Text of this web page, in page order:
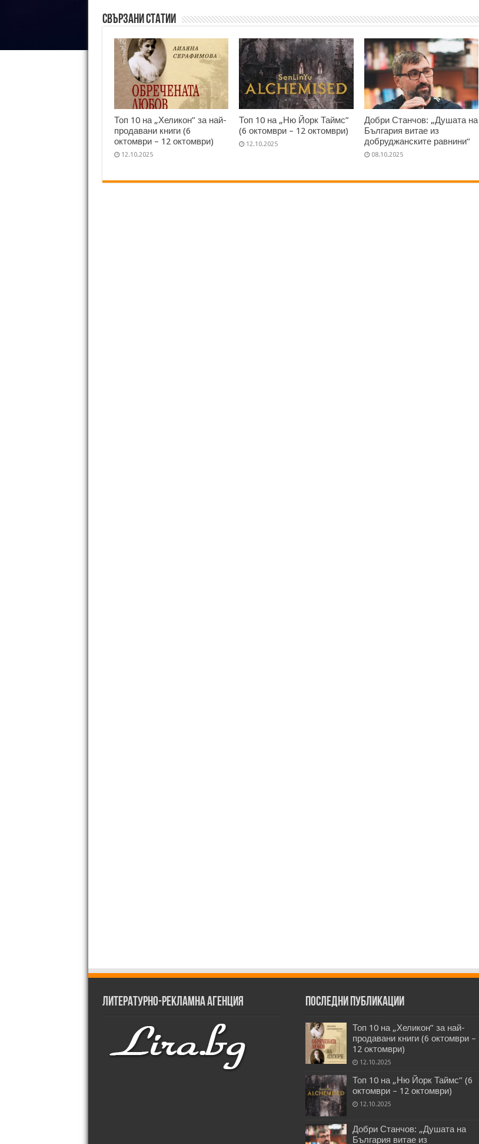
Свързани статии
Топ 10 на „Хеликон” за най-
продавани книги (6
октомври – 12 октомври)
12.10.2025
Топ 10 на „Ню Йорк Таймс”
(6 октомври – 12 октомври)
12.10.2025
Добри Станчов: „Душата на
България витае из
добруджанските равнини“
08.10.2025
Литературно-рекламна агенция Последни публикации
Топ 10 на „Хеликон” за най-
продавани книги (6 октомври –
12 октомври)
12.10.2025
Топ 10 на „Ню Йорк Таймс” (6
октомври – 12 октомври)
12.10.2025
Добри Станчов: „Душата на
България витае из